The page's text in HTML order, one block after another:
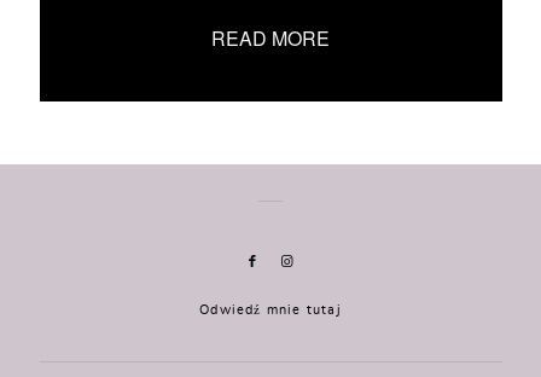
READ MORE
Odwiedź mnie tutaj